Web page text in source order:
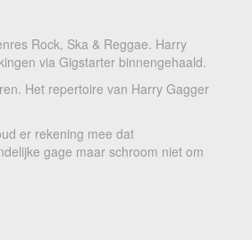
Rock, Ska & Reggae. Harry
via Gigstarter binnengehaald.
Het repertoire van Harry Gagger
er rekening mee dat
gage maar schroom niet om